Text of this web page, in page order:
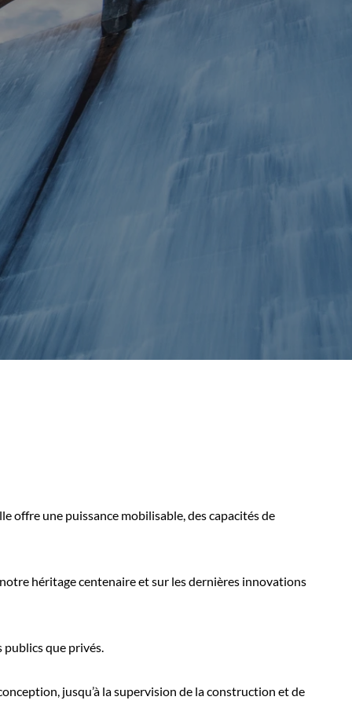
offre une puissance mobilisable, des capacités de
héritage centenaire et sur les dernières innovations
publics que privés.
jusqu’à la supervision de la construction et de